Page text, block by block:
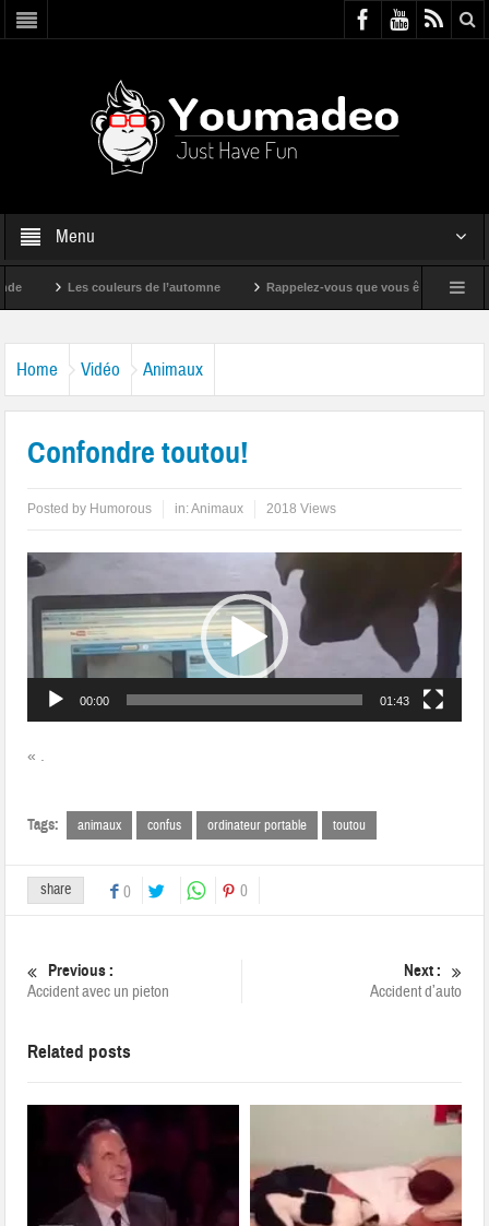
Menu
Les couleurs de l’automne Rappelez-vous que vous êtes super !
Home Vidéo Animaux
Confondre toutou!
Posted by Humorous in:Animaux 2018 Views
Lecteur
00:00 01:43
« .
Tags: animaux confus ordinateur portable toutou
share 0 0
Previous :
Accident avec un pieton
Next :
Accident d’auto
Related posts